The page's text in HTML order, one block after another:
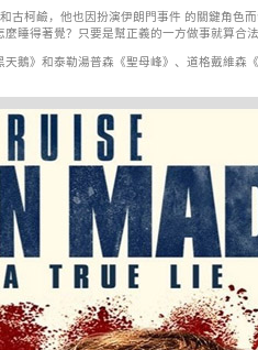
柯鹼，他也因扮演伊朗門事件 的關鍵角色
睡得著覺？只要是幫正義的一方做事就算合法
鵝》和泰勒湯普森《聖母峰》、道格戴維森